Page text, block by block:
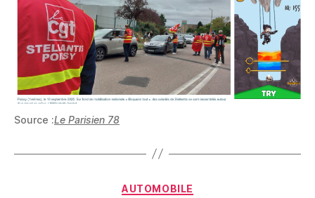
Source :Le Parisien 78
Catégories
AUTOMOBILE